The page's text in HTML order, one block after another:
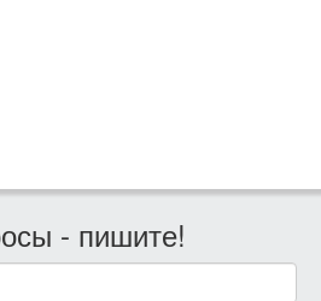
- пишите!